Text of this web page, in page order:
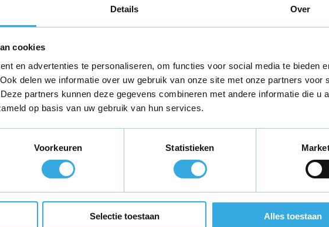
Details Over
cookies
en advertenties te personaliseren, om functies voor social media te bieden
delen we informatie over uw gebruik van onze site met onze partners voor
partners kunnen deze gegevens combineren met andere informatie die u
op basis van uw gebruik van hun services.
Voorkeuren Statistieken
Selectie toestaan Alles toestaan
staat voor je
Ontvang de
Abonneer